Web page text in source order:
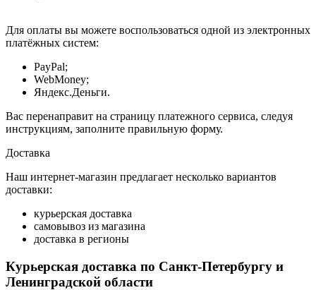
Для оплаты вы можете воспользоваться одной из электронных
платёжных систем:
PayPal;
WebMoney;
Яндекс.Деньги.
Вас перенаправит на страницу платежного сервиса, следуя
инструкциям, заполните правильную форму.
Доставка
Наш интернет-магазин предлагает несколько вариантов
доставки:
курьерская доставка
самовывоз из магазина
доставка в регионы
Курьерская доставка по Санкт-Петербургу и
Ленинградской области